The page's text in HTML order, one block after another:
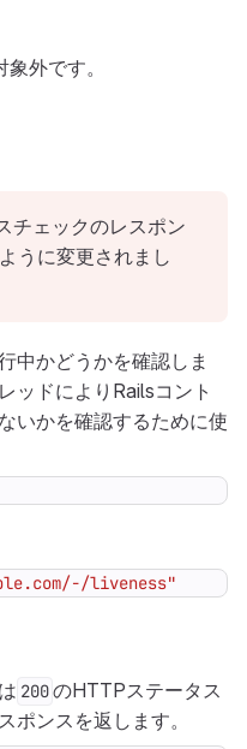
外です。
チェックのレスポン
うに変更されまし
中かどうかを確認しま
ッドによりRailsコント
いかを確認するために使
liveness"
200のHTTPステータス
ポンスを返します。